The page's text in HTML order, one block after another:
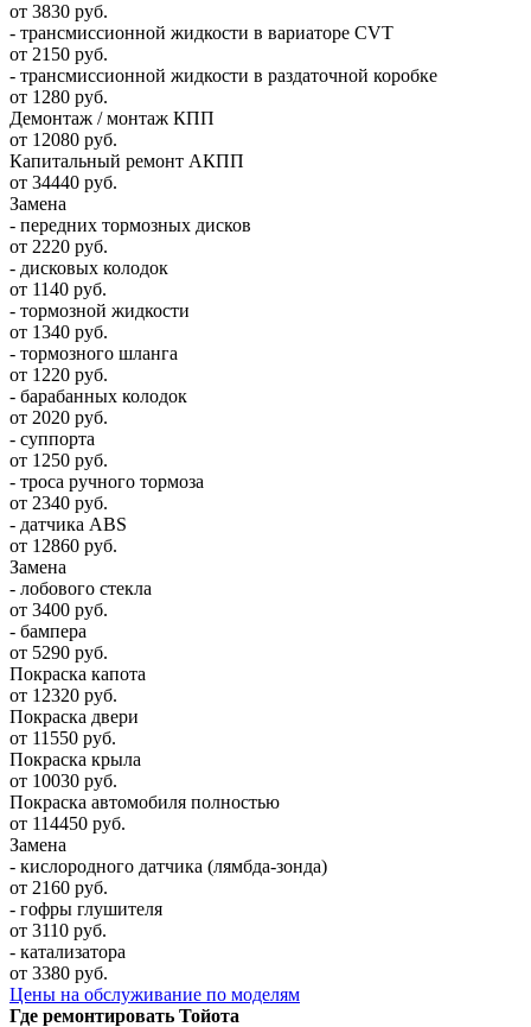
от 3830 руб.
- трансмиссионной жидкости в вариаторе CVT
от 2150 руб.
- трансмиссионной жидкости в раздаточной коробке
от 1280 руб.
Демонтаж / монтаж КПП
от 12080 руб.
Капитальный ремонт АКПП
от 34440 руб.
Замена
- передних тормозных дисков
от 2220 руб.
- дисковых колодок
от 1140 руб.
- тормозной жидкости
от 1340 руб.
- тормозного шланга
от 1220 руб.
- барабанных колодок
от 2020 руб.
- суппорта
от 1250 руб.
- троса ручного тормоза
от 2340 руб.
- датчика ABS
от 12860 руб.
Замена
- лобового стекла
от 3400 руб.
- бампера
от 5290 руб.
Покраска капота
от 12320 руб.
Покраска двери
от 11550 руб.
Покраска крыла
от 10030 руб.
Покраска автомобиля полностью
от 114450 руб.
Замена
- кислородного датчика (лямбда-зонда)
от 2160 руб.
- гофры глушителя
от 3110 руб.
- катализатора
от 3380 руб.
Цены на обслуживание по моделям
Где ремонтировать Тойота